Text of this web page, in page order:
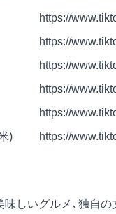
https://
https://
https://
https://
https://
)
https://
しいグルメ、独自の